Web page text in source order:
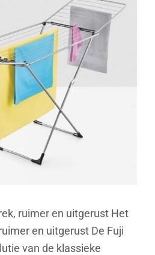
Fuji
ruimer en uitgerust Het
en uitgerust De Fuji
van de klassieke